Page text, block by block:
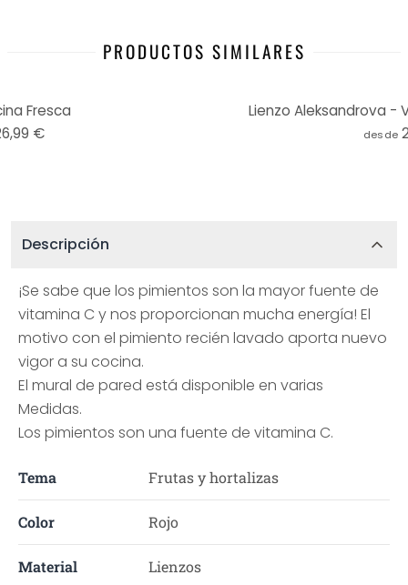
PRODUCTOS SIMILARES
Fresca
€
Lienzo Aleksandrova -
desde
Descripción
¡Se sabe que los pimientos son la mayor fuente de
vitamina C y nos proporcionan mucha energía! El
motivo con el pimiento recién lavado aporta nuevo
vigor a su cocina.
El mural de pared está disponible en varias
Medidas.
Los pimientos son una fuente de vitamina C.
Tema Frutas y hortalizas
Color Rojo
Material Lienzos